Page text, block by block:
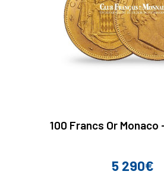
100 Francs Or Monaco
Prix
5 290€